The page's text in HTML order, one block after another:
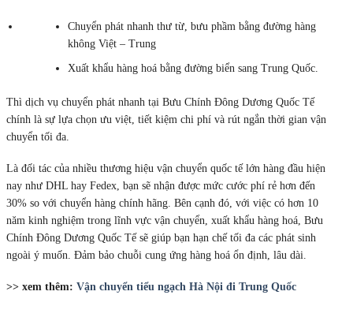
Chuyển phát nhanh thư từ, bưu phầm bằng đường hàng
không Việt – Trung
Xuất khẩu hàng hoá bằng đường biển sang Trung Quốc.
Thì dịch vụ chuyển phát nhanh tại Bưu Chính Đông Dương Quốc Tế
chính là sự lựa chọn ưu việt, tiết kiệm chi phí và rút ngắn thời gian vận
chuyển tối đa.
Là đối tác của nhiều thương hiệu vận chuyển quốc tế lớn hàng đầu hiện
nay như DHL hay Fedex, bạn sẽ nhận được mức cước phí rẻ hơn đến
30% so với chuyển hàng chính hãng. Bên cạnh đó, với việc có hơn 10
năm kinh nghiệm trong lĩnh vực vận chuyển, xuất khẩu hàng hoá, Bưu
Chính Đông Dương Quốc Tế sẽ giúp bạn hạn chế tối đa các phát sinh
ngoài ý muốn. Đảm bảo chuỗi cung ứng hàng hoá ổn định, lâu dài.
>> xem thêm: Vận chuyển tiểu ngạch Hà Nội đi Trung Quốc